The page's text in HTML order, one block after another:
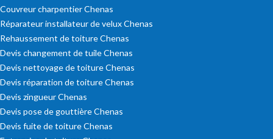
Couvreur charpentier Chenas
Réparateur installateur de velux Chenas
Rehaussement de toiture Chenas
Devis changement de tuile Chenas
Devis nettoyage de toiture Chenas
Devis réparation de toiture Chenas
Devis zingueur Chenas
Devis pose de gouttière Chenas
Devis fuite de toiture Chenas